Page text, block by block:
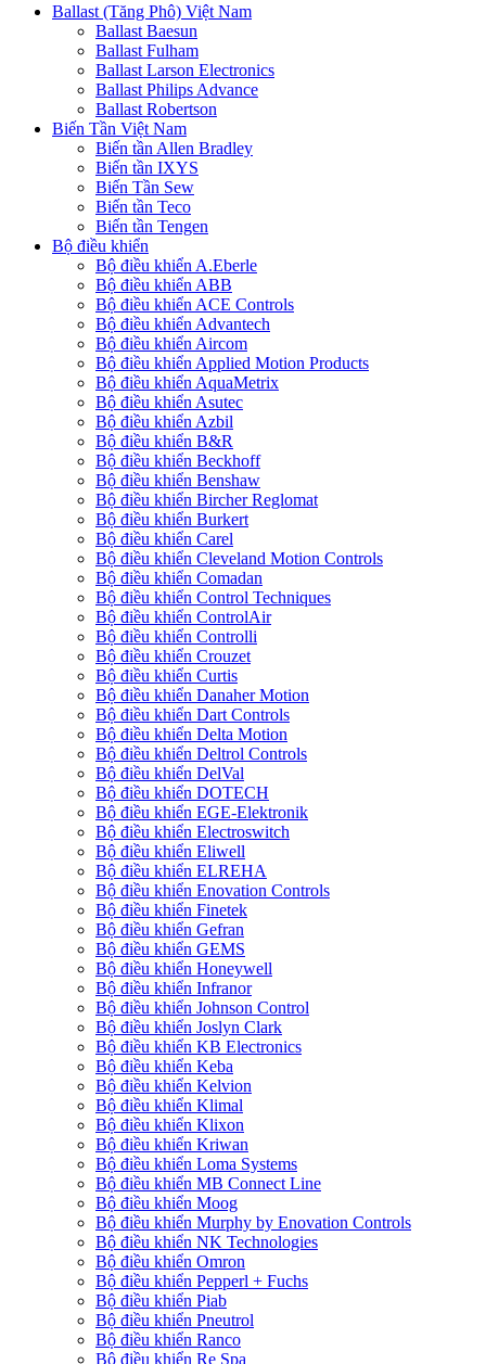
Ballast (Tăng Phô) Việt Nam
Ballast Baesun
Ballast Fulham
Ballast Larson Electronics
Ballast Philips Advance
Ballast Robertson
Biến Tần Việt Nam
Biến tần Allen Bradley
Biến tần IXYS
Biến Tần Sew
Biến tần Teco
Biến tần Tengen
Bộ điều khiển
Bộ điều khiển A.Eberle
Bộ điều khiển ABB
Bộ điều khiển ACE Controls
Bộ điều khiển Advantech
Bộ điều khiển Aircom
Bộ điều khiển Applied Motion Products
Bộ điều khiển AquaMetrix
Bộ điều khiển Asutec
Bộ điều khiển Azbil
Bộ điều khiển B&R
Bộ điều khiển Beckhoff
Bộ điều khiển Benshaw
Bộ điều khiển Bircher Reglomat
Bộ điều khiển Burkert
Bộ điều khiển Carel
Bộ điều khiển Cleveland Motion Controls
Bộ điều khiển Comadan
Bộ điều khiển Control Techniques
Bộ điều khiển ControlAir
Bộ điều khiển Controlli
Bộ điều khiển Crouzet
Bộ điều khiển Curtis
Bộ điều khiển Danaher Motion
Bộ điều khiển Dart Controls
Bộ điều khiển Delta Motion
Bộ điều khiển Deltrol Controls
Bộ điều khiển DelVal
Bộ điều khiển DOTECH
Bộ điều khiển EGE-Elektronik
Bộ điều khiển Electroswitch
Bộ điều khiển Eliwell
Bộ điều khiển ELREHA
Bộ điều khiển Enovation Controls
Bộ điều khiển Finetek
Bộ điều khiển Gefran
Bộ điều khiển GEMS
Bộ điều khiển Honeywell
Bộ điều khiển Infranor
Bộ điều khiển Johnson Control
Bộ điều khiển Joslyn Clark
Bộ điều khiển KB Electronics
Bộ điều khiển Keba
Bộ điều khiển Kelvion
Bộ điều khiển Klimal
Bộ điều khiển Klixon
Bộ điều khiển Kriwan
Bộ điều khiển Loma Systems
Bộ điều khiển MB Connect Line
Bộ điều khiển Moog
Bộ điều khiển Murphy by Enovation Controls
Bộ điều khiển NK Technologies
Bộ điều khiển Omron
Bộ điều khiển Pepperl + Fuchs
Bộ điều khiển Piab
Bộ điều khiển Pneutrol
Bộ điều khiển Ranco
Bộ điều khiển Re Spa